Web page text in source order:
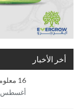
أخر الأخبار
16 معلومة حول زيارة وفد الهيئة العربية للإستثمار…
أغسطس 5, 2026